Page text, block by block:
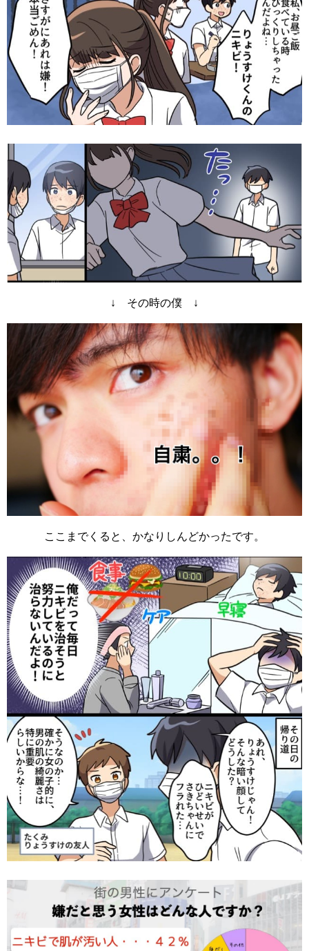
↓ その時の僕 ↓
ここまでくると、かなりしんどかったです。